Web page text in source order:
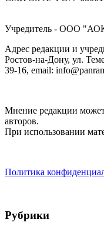
Учредитель - ООО
Адрес редакции и
Ростов-на-Дону, ул.
39-16, email:
Мнение редакции
авторов.
При использовании
Политика
Рубрики